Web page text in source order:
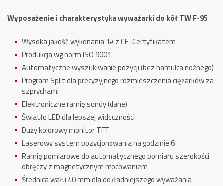
Wyposażenie i charakterystyka wyważarki do kół TW F-95
Wysoka jakość wykonania 1A z CE-Certyfikatem
Produkcja wg norm ISO 9001
Automatyczne wyszukiwanie pozycji (bez hamulca nożnego)
Program Split dla precyzyjnego rozmieszczenia ciężarków za
szprychami
Elektroniczne ramię sondy (dane)
Światło LED dla lepszej widoczności
Duży kolorowy monitor TFT
Laserowy system pozycjonowania na godzinie 6
Ramię pomiarowe do automatycznego pomiaru szerokości
obręczy z magnetycznym mocowaniem
Średnica wału 40 mm dla dokładniejszego wyważania